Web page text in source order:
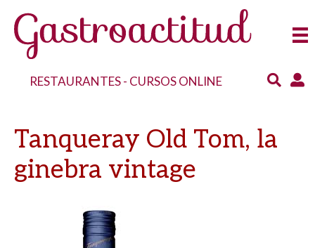
RESTAURANTES- CURSOS ONLINE
Tanqueray Old Tom, la
ginebra vintage